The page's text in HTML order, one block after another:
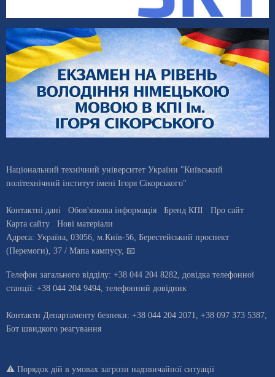
Національний технічний університет України "Київський
політехнічний інститут імені Ігоря Сікорського"
Контактні дані Обов'язкова інформація Бренд КПІ
Про сайт
Карта сайту
Нові матеріали
Адреса: Україна 03056 , м. Київ-56, Берестейський проспект
(Перемоги), 37 / Мапа кампусу, 📧
Телефон загального відділу: +38 044 204 8282 , довiдка телефонної
станцiї: +38 044 204 9494 телефонний довідник
Контакти Департаменту безпеки: +38 044 204 2071, +38 097 373 5387,
Бот швидкого реагування
⚠️ Порядок дій в умовах загрози надзвичайної ситуації